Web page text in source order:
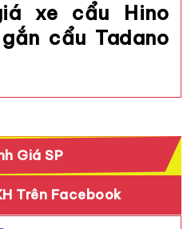
xe cẩu Hino
cẩu Tadano
Giá SP
Trên Facebook